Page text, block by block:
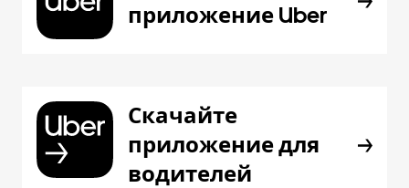
приложение Uber
Скачайте
приложение для
водителей